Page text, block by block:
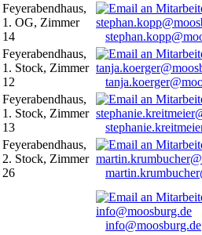
Feyerabendhaus,
1. OG, Zimmer
14
Feyerabendhaus,
1. Stock, Zimmer
12
Feyerabendhaus,
1. Stock, Zimmer
13
Feyerabendhaus,
2. Stock, Zimmer
26
info@moosburg.de